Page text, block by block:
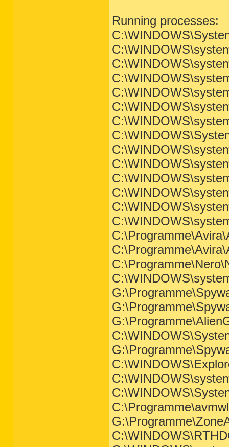
Running processes: